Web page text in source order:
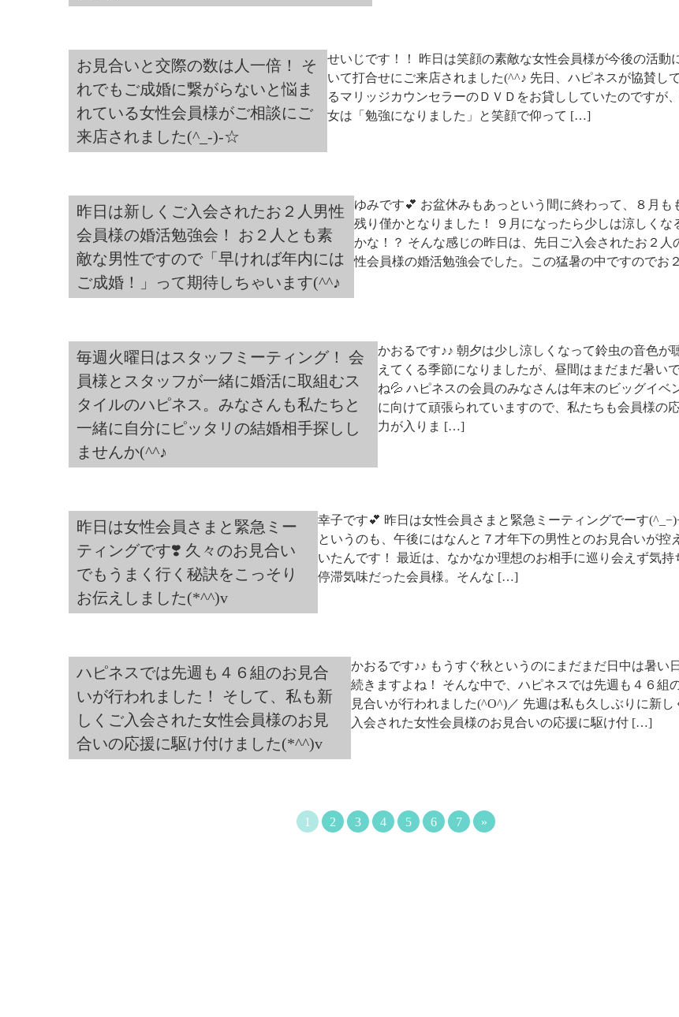
お見合いと交際の数は人一倍！ そ
れでもご成婚に繋がらないと悩ま
れている女性会員様がご相談にご
来店されました(^_-)-☆
せいじです！！ 昨日は笑顔の素敵な女性会員様が今後の活動
いて打合せにご来店されました(^^♪ 先日、ハピネスが協賛し
るマリッジカウンセラーのＤＶＤをお貸ししていたのですが
女は「勉強になりました」と笑顔で仰って […]
昨日は新しくご入会されたお２人男性
会員様の婚活勉強会！ お２人とも素
敵な男性ですので「早ければ年内には
ご成婚！」って期待しちゃいます(^^♪
ゆみです💕 お盆休みもあっという間に終わって、８月も
残り僅かとなりました！ ９月になったら少しは涼しくな
かな！？ そんな感じの昨日は、先日ご入会されたお２人
性会員様の婚活勉強会でした。この猛暑の中ですのでお
毎週火曜日はスタッフミーティング！ 会
員様とスタッフが一緒に婚活に取組むス
タイルのハピネス。みなさんも私たちと
一緒に自分にピッタリの結婚相手探しし
ませんか(^^♪
かおるです♪♪ 朝夕は少し涼しくなって鈴虫の音色が
えてくる季節になりましたが、昼間はまだまだ暑い
ね💦 ハピネスの会員のみなさんは年末のビッグイベ
に向けて頑張られていますので、私たちも会員様の
力が入りま […]
昨日は女性会員さまと緊急ミー
ティングです❣️ 久々のお見合い
でもうまく行く秘訣をこっそり
お伝えしました(*^^)v
幸子です💕 昨日は女性会員さまと緊急ミーティングでーす
というのも、午後にはなんと７才年下の男性とのお見合いが控
いたんです！ 最近は、なかなか理想のお相手に巡り会えず気持
停滞気味だった会員様。そんな […]
ハピネスでは先週も４６組のお見合
いが行われました！ そして、私も新
しくご入会された女性会員様のお見
合いの応援に駆け付けました(*^^)v
かおるです♪♪ もうすぐ秋というのにまだまだ日中は暑い
続きますよね！ そんな中で、ハピネスでは先週も４６組
見合いが行われました(^O^)／ 先週は私も久しぶりに新し
入会された女性会員様のお見合いの応援に駆け付 […]
1 2 3 4 5 6 7 »